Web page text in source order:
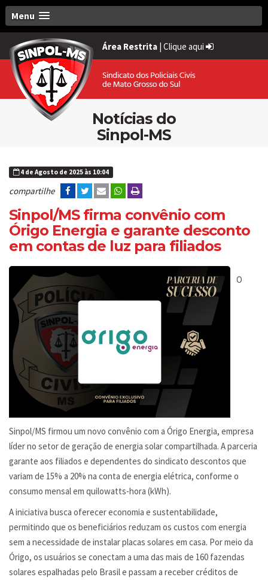
Menu
Área Restrita | Clique aqui
Notícias do
Sinpol-MS
4 de Agosto de 2025 às 10:04
compartilhe
Sinpol/MS firma convênio com
Órigo Energia e garante desconto
em contas de luz para filiados
O
Sinpol/MS firmou um novo convênio com a Órigo Energia, empresa
líder no setor de geração de energia solar compartilhada. A parceria
garante aos filiados e dependentes do sindicato descontos que
variam de 15% a 20% na conta de energia elétrica, conforme o
consumo mensal em quilowatts-hora (kWh).
A iniciativa busca oferecer economia e sustentabilidade,
permitindo que os beneficiários reduzam os custos com energia
sem a necessidade de instalar placas solares em casa. Por meio da
Órigo, os usuários se conectam a uma das mais de 160 fazendas
solares espalhadas pelo Brasil e passam a receber créditos de